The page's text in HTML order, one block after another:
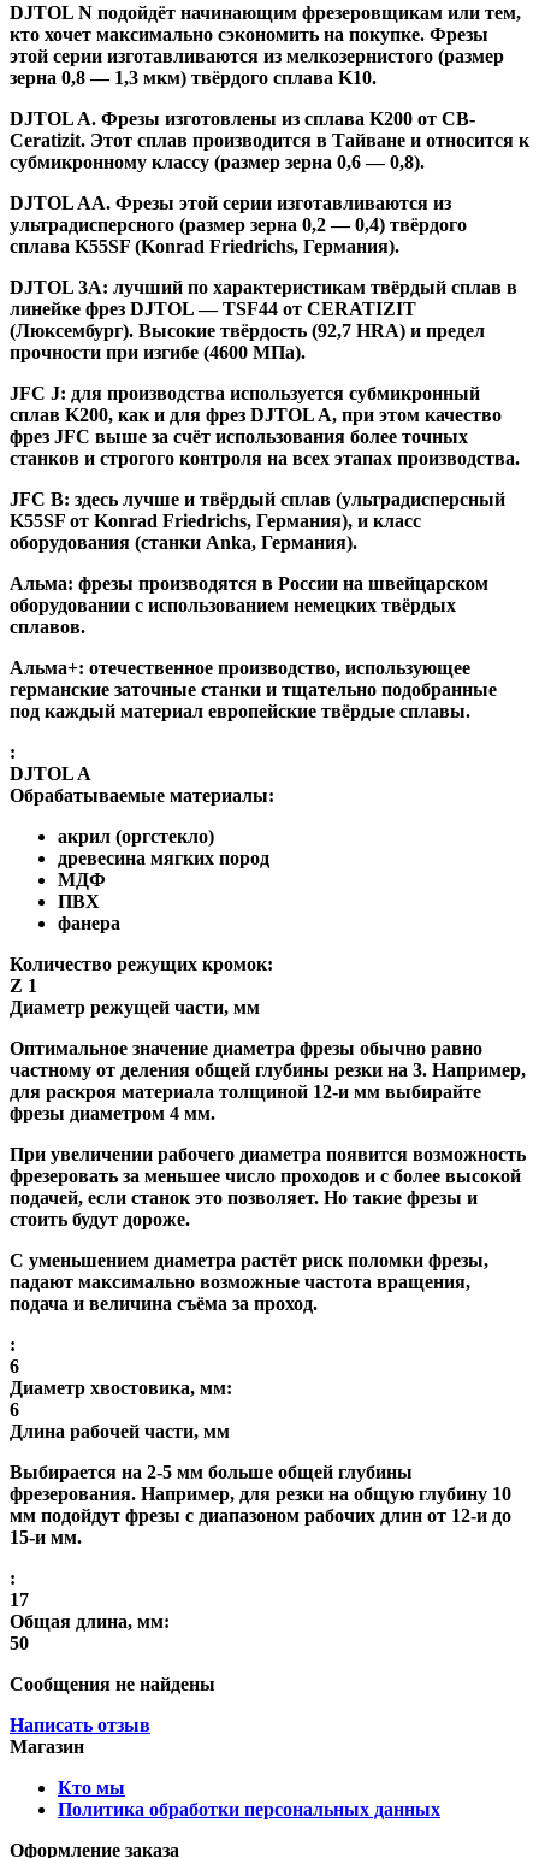
DJTOL N подойдёт начинающим фрезеровщикам или тем,
кто хочет максимально сэкономить на покупке. Фрезы
этой серии изготавливаются из мелкозернистого (размер
зерна 0,8 — 1,3 мкм) твёрдого сплава K10.
DJTOL A. Фрезы изготовлены из сплава K200 от CB-
Ceratizit. Этот сплав производится в Тайване и относится к
субмикронному классу (размер зерна 0,6 — 0,8).
DJTOL AA. Фрезы этой серии изготавливаются из
ультрадисперсного (размер зерна 0,2 — 0,4) твёрдого
сплава K55SF (Konrad Friedrichs, Германия).
DJTOL 3A: лучший по характеристикам твёрдый сплав в
линейке фрез DJTOL — TSF44 от CERATIZIT
(Люксембург). Высокие твёрдость (92,7 HRA) и предел
прочности при изгибе (4600 МПа).
JFC J: для производства используется субмикронный
сплав K200, как и для фрез DJTOL A, при этом качество
фрез JFC выше за счёт использования более точных
станков и строгого контроля на всех этапах производства.
JFC B: здесь лучше и твёрдый сплав (ультрадисперсный
K55SF от Konrad Friedrichs, Германия), и класс
оборудования (станки Anka, Германия).
Альма: фрезы производятся в России на швейцарском
оборудовании с использованием немецких твёрдых
сплавов.
Альма+: отечественное производство, использующее
германские заточные станки и тщательно подобранные
под каждый материал европейские твёрдые сплавы.
:
DJTOL A
Обрабатываемые материалы:
акрил (оргстекло)
древесина мягких пород
МДФ
ПВХ
фанера
Количество режущих кромок:
Z 1
Диаметр режущей части, мм
Оптимальное значение диаметра фрезы обычно равно
частному от деления общей глубины резки на 3. Например,
для раскроя материала толщиной 12-и мм выбирайте
фрезы диаметром 4 мм.
При увеличении рабочего диаметра появится возможность
фрезеровать за меньшее число проходов и с более высокой
подачей, если станок это позволяет. Но такие фрезы и
стоить будут дороже.
С уменьшением диаметра растёт риск поломки фрезы,
падают максимально возможные частота вращения,
подача и величина съёма за проход.
:
6
Диаметр хвостовика, мм:
6
Длина рабочей части, мм
Выбирается на 2-5 мм больше общей глубины
фрезерования. Например, для резки на общую глубину 10
мм подойдут фрезы с диапазоном рабочих длин от 12-и до
15-и мм.
:
17
Общая длина, мм:
50
Сообщения не найдены
Написать отзыв
Магазин
Кто мы
Политика обработки персональных данных
Оформление заказа